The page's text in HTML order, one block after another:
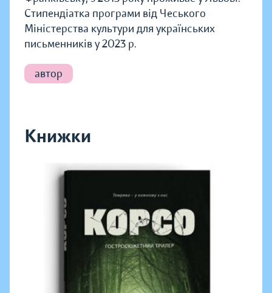
Стипендіатка програми від Чеського
Міністерства культури для українських
письменників у 2023 р.
автор
Книжки